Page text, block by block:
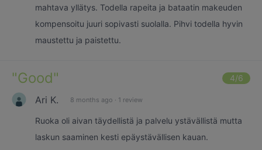
mahtava yllätys. Todella rapeita ja bataatin makeuden
kompensoitu juuri sopivasti suolalla. Pihvi todella hyvin
maustettu ja paistettu.
"Good" 4/6
Ari K. 8 months ago · 1 review
Ruoka oli aivan täydellistä ja palvelu ystävällistä mutta
laskun saaminen kesti epäystävällisen kauan.